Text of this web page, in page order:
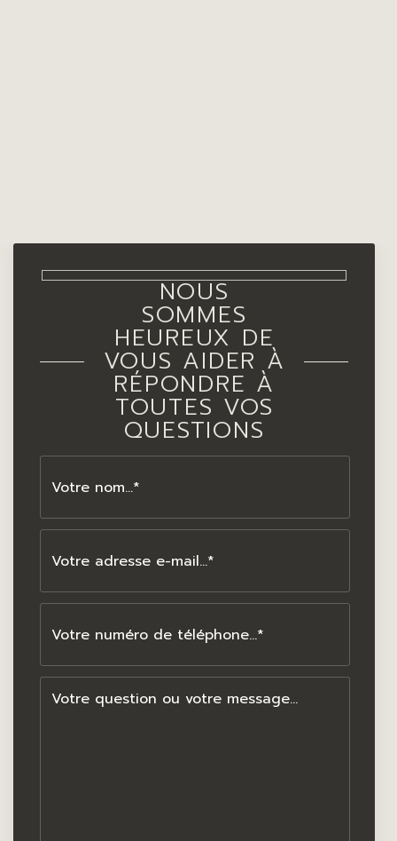
NOUS
SOMMES
HEUREUX DE
VOUS AIDER À
RÉPONDRE À
TOUTES VOS
QUESTIONS